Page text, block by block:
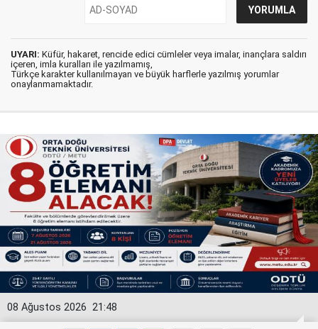
UYARI: Küfür, hakaret, rencide edici cümleler veya imalar, inançlara saldırı
içeren, imla kuralları ile yazılmamış,
Türkçe karakter kullanılmayan ve büyük harflerle yazılmış yorumlar
onaylanmamaktadır.
21:48
08 Ağustos 2026